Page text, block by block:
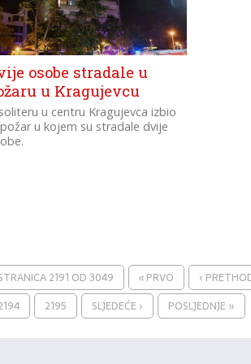
osobe stradale u
u Kragujevcu
u centru Kragujevca izbio
u kojem su stradale dvije
2191 OD 3049 « PRVO ‹
2195 SLJEDEĆE › POSLJEDNJE »